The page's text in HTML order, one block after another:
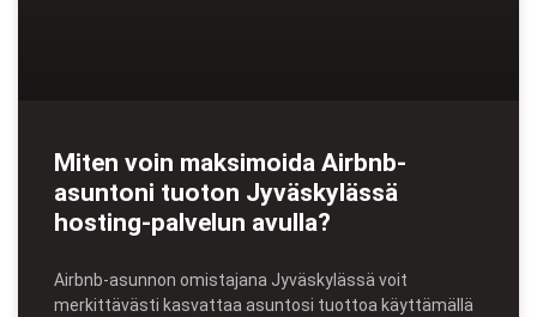
Miten voin maksimoida Airbnb-
asuntoni tuoton Jyväskylässä
hosting-palvelun avulla?
Airbnb-asunnon omistajana Jyväskylässä voit
merkittävästi kasvattaa asuntosi tuottoa käyttämällä